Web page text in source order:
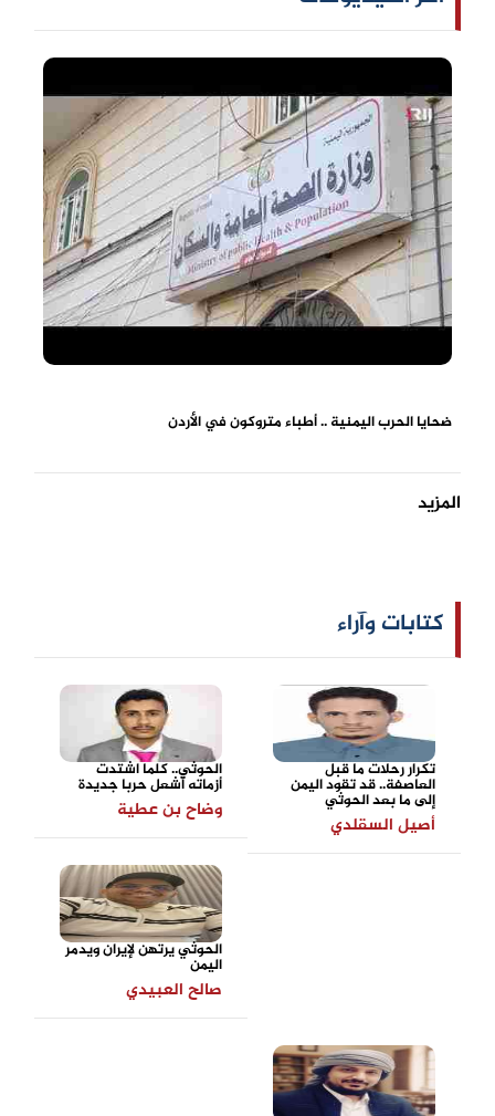
ضحايا الحرب اليمنية .. أطباء متروكون في الأردن
المزيد
كتابات وآراء
تكرار رحلات ما قبل
العاصفة.. قد تقود اليمن
إلى ما بعد الحوثي
أصيل السقلدي
الحوثي.. كلما اشتدت
أزماته أشعل حربا جديدة
وضاح بن عطية
الحوثي يرتهن لإيران ويدمر
اليمن
صالح العبيدي